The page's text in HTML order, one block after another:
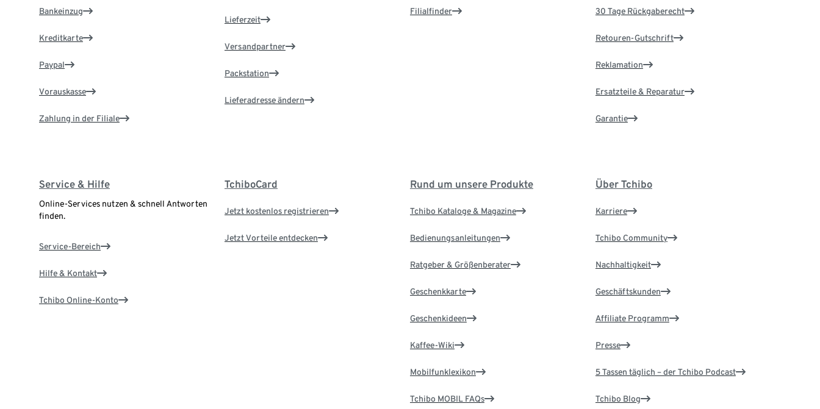
Bankeinzug
Kreditkarte
Paypal
Vorauskasse
Zahlung in der Filiale
Lieferzeit
Versandpartner
Packstation
Lieferadresse ändern
Filialfinder 30 Tage Rückgaberecht
Retouren-Gutschrift
Reklamation
Ersatzteile & Reparatur
Garantie
Service & Hilfe
Online-Services nutzen & schnell Antworten
finden.
Service-Bereich
Hilfe & Kontakt
Tchibo Online-Konto
TchiboCard
Jetzt kostenlos registrieren
Jetzt Vorteile entdecken
Rund um unsere Produkte
Tchibo Kataloge & Magazine
Bedienungsanleitungen
Ratgeber & Größenberater
Geschenkkarte
Geschenkideen
Kaffee-Wiki
Mobilfunklexikon
Tchibo MOBIL FAQs
Über Tchibo
Karriere
Tchibo Community
Nachhaltigkeit
Geschäftskunden
Affiliate Programm
Presse
5 Tassen täglich – der Tchibo Podcast
Tchibo Blog